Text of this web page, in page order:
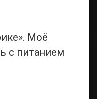
Моё
с питанием